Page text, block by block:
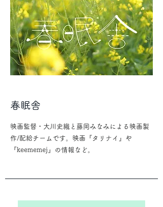
春眠舎
映画監督・大川史織と藤岡みなみによる映画製
作/配給チームです。映画『タリナイ』や
『keememej』の情報など。